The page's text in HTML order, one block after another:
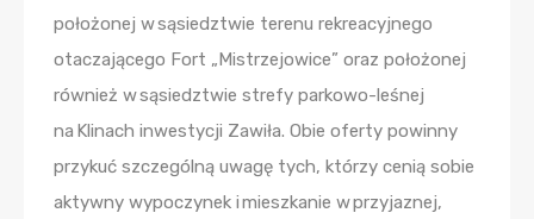
położonej w sąsiedztwie terenu rekreacyjnego
otaczającego Fort „Mistrzejowice” oraz położonej
również w sąsiedztwie strefy parkowo-leśnej
na Klinach inwestycji Zawiła. Obie oferty powinny
przykuć szczególną uwagę tych, którzy cenią sobie
aktywny wypoczynek i mieszkanie w przyjaznej,